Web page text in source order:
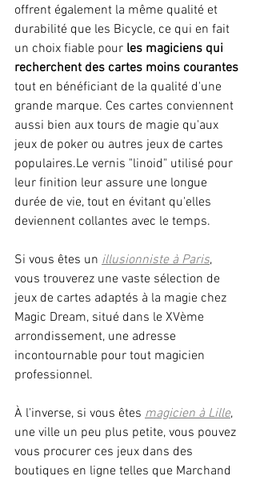
offrent également la même qualité et
durabilité que les Bicycle, ce qui en fait
un choix fiable pour les magiciens qui
recherchent des cartes moins courantes
tout en bénéficiant de la qualité d'une
grande marque. Ces cartes conviennent
aussi bien aux tours de magie qu'aux
jeux de poker ou autres jeux de cartes
populaires.Le vernis "linoid" utilisé pour
leur finition leur assure une longue
durée de vie, tout en évitant qu'elles
deviennent collantes avec le temps.
Si vous êtes un illusionniste à Paris,
vous trouverez une vaste sélection de
jeux de cartes adaptés à la magie chez
Magic Dream, situé dans le XVème
arrondissement, une adresse
incontournable pour tout magicien
professionnel.
À l'inverse, si vous êtes magicien à Lille,
une ville un peu plus petite, vous pouvez
vous procurer ces jeux dans des
boutiques en ligne telles que Marchand